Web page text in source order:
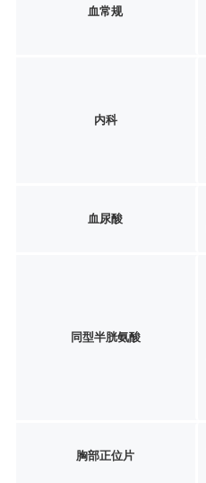
血常规
内科
血尿酸
同型半胱氨酸
胸部正位片